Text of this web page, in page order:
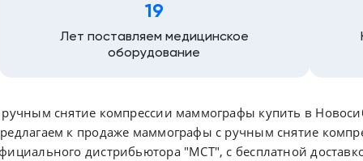
19
Лет поставляем медицинское
оборудование
ручным снятие компрессии маммографы купить в
к продаже маммографы с ручным снятие
дистрибьютора "МСТ", с бесплатной